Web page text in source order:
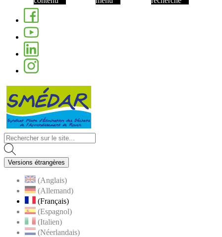
Facebook
Youtube
Linkedin
Instagram
Versions étrangères
(Anglais)
(Allemand)
(Français)
(Espagnol)
(Italien)
(Néerlandais)